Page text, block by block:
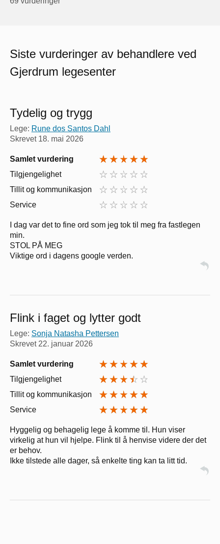
Siste vurderinger av behandlere ved
Gjerdrum legesenter
Tydelig og trygg
Lege: Rune dos Santos Dahl
Skrevet 18. mai 2026
Samlet vurdering
Tilgjengelighet
Tillit og kommunikasjon
Service
I dag var det to fine ord som jeg tok til meg fra fastlegen
min.
STOL PÅ MEG
Viktige ord i dagens google verden.
Flink i faget og lytter godt
Lege: Sonja Natasha Pettersen
Skrevet 22. januar 2026
Samlet vurdering
Tilgjengelighet
Tillit og kommunikasjon
Service
Hyggelig og behagelig lege å komme til. Hun viser
virkelig at hun vil hjelpe. Flink til å henvise videre der det
er behov.
Ikke tilstede alle dager, så enkelte ting kan ta litt tid.